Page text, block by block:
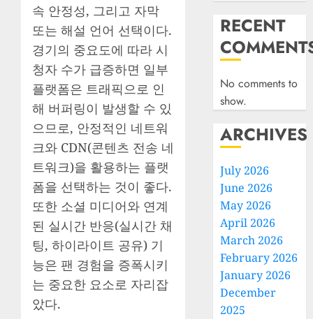
속 안정성, 그리고 자막
또는 해설 언어 선택이다.
경기의 중요도에 따라 시
청자 수가 급증하면 일부
플랫폼은 트래픽으로 인
해 버퍼링이 발생할 수 있
으므로, 안정적인 네트워
크와 CDN(콘텐츠 전송 네
트워크)을 활용하는 플랫
폼을 선택하는 것이 좋다.
또한 소셜 미디어와 연계
된 실시간 반응(실시간 채
팅, 하이라이트 공유) 기
능은 팬 경험을 증폭시키
는 중요한 요소로 자리잡
았다.
RECENT
No comments to
show.
ARCHIVES
July 2026
June 2026
May 2026
April 2026
March 2026
February 2026
January 2026
December
2025